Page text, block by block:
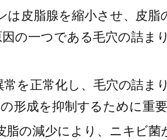
は皮脂腺を縮小させ、皮脂
の一つである毛穴の詰ま
を正常化し、毛穴の詰ま
形成を抑制するために重
脂の減少により、ニキビ